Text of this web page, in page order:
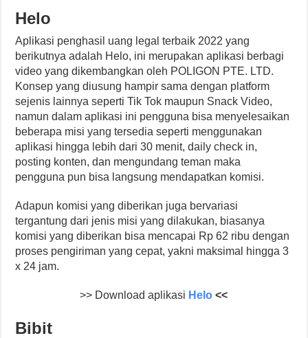
Helo
Aplikasi penghasil uang legal terbaik 2022 yang
berikutnya adalah Helo, ini merupakan aplikasi berbagi
video yang dikembangkan oleh POLIGON PTE. LTD.
Konsep yang diusung hampir sama dengan platform
sejenis lainnya seperti Tik Tok maupun Snack Video,
namun dalam aplikasi ini pengguna bisa menyelesaikan
beberapa misi yang tersedia seperti menggunakan
aplikasi hingga lebih dari 30 menit, daily check in,
posting konten, dan mengundang teman maka
pengguna pun bisa langsung mendapatkan komisi.
Adapun komisi yang diberikan juga bervariasi
tergantung dari jenis misi yang dilakukan, biasanya
komisi yang diberikan bisa mencapai Rp 62 ribu dengan
proses pengiriman yang cepat, yakni maksimal hingga 3
x 24 jam.
>> Download aplikasi Helo<<
Bibit